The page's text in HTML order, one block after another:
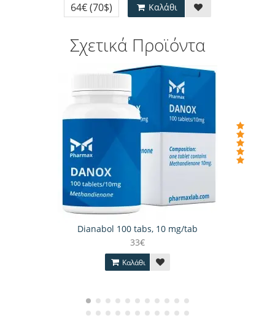
64€(70$) Καλάθι
Σχετικά Προϊόντα
Dianabol 100 tabs, 10 mg/tab
33€
Καλάθι